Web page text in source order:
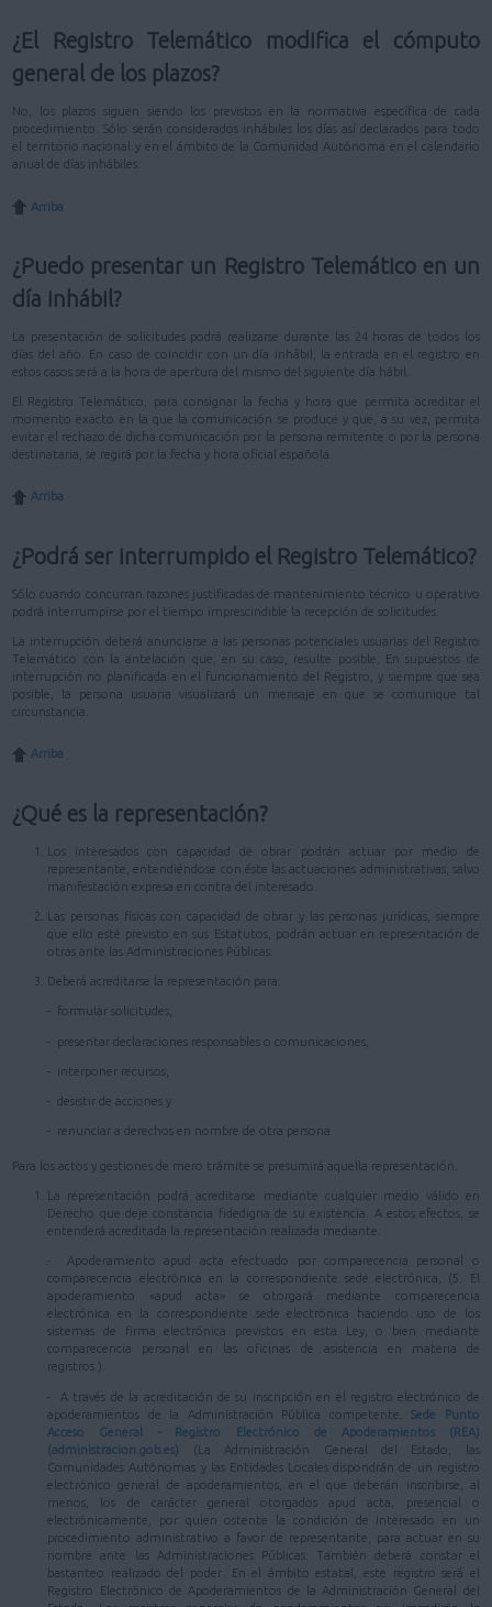
¿El Registro Telemático modifica el cómputo
general de los plazos?
No, los plazos siguen siendo los previstos en la normativa específica de cada
procedimiento. Sólo serán considerados inhábiles los días así declarados para todo
el territorio nacional y en el ámbito de la Comunidad Autónoma en el calendario
anual de días inhábiles.
Arriba
¿Puedo presentar un Registro Telemático en un
día inhábil?
La presentación de solicitudes podrá realizarse durante las 24 horas de todos los
días del año. En caso de coincidir con un día inhábil, la entrada en el registro en
estos casos será a la hora de apertura del mismo del siguiente día hábil.
El Registro Telemático, para consignar la fecha y hora que permita acreditar el
momento exacto en la que la comunicación se produce y que, a su vez, permita
evitar el rechazo de dicha comunicación por la persona remitente o por la persona
destinataria, se regirá por la fecha y hora oficial española.
Arriba
¿Podrá ser interrumpido el Registro Telemático?
Sólo cuando concurran razones justificadas de mantenimiento técnico u operativo
podrá interrumpirse por el tiempo imprescindible la recepción de solicitudes.
La interrupción deberá anunciarse a las personas potenciales usuarias del Registro
Telemático con la antelación que, en su caso, resulte posible. En supuestos de
interrupción no planificada en el funcionamiento del Registro, y siempre que sea
posible, la persona usuaria visualizará un mensaje en que se comunique tal
circunstancia.
Arriba
¿Qué es la representación?
Los interesados con capacidad de obrar podrán actuar por medio de
representante, entendiéndose con éste las actuaciones administrativas, salvo
manifestación expresa en contra del interesado.
Las personas físicas con capacidad de obrar y las personas jurídicas, siempre
que ello esté previsto en sus Estatutos, podrán actuar en representación de
otras ante las Administraciones Públicas.
Deberá acreditarse la representación para:
- formular solicitudes,
- presentar declaraciones responsables o comunicaciones,
- interponer recursos,
- desistir de acciones y
- renunciar a derechos en nombre de otra persona
Para los actos y gestiones de mero trámite se presumirá aquella representación.
La representación podrá acreditarse mediante cualquier medio válido en
Derecho que deje constancia fidedigna de su existencia. A estos efectos, se
entenderá acreditada la representación realizada mediante:
- Apoderamiento apud acta efectuado por comparecencia personal o
comparecencia electrónica en la correspondiente sede electrónica, (5. El
apoderamiento «apud acta» se otorgará mediante comparecencia
electrónica en la correspondiente sede electrónica haciendo uso de los
sistemas de firma electrónica previstos en esta Ley, o bien mediante
comparecencia personal en las oficinas de asistencia en materia de
registros.).
- A través de la acreditación de su inscripción en el registro electrónico de
apoderamientos de la Administración Pública competente.Sede Punto
Acceso General - Registro Electrónico de Apoderamientos (REA)
(administracion.gob.es)
(La Administración General del Estado, las
Comunidades Autónomas y las Entidades Locales dispondrán de un registro
electrónico general de apoderamientos, en el que deberán inscribirse, al
menos, los de carácter general otorgados apud acta, presencial o
electrónicamente, por quien ostente la condición de interesado en un
procedimiento administrativo a favor de representante, para actuar en su
nombre ante las Administraciones Públicas. También deberá constar el
bastanteo realizado del poder. En el ámbito estatal, este registro será el
Registro Electrónico de Apoderamientos de la Administración General del